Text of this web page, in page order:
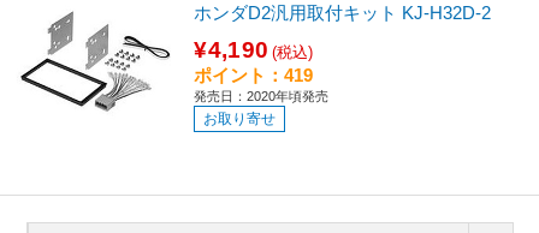
ホンダD2汎用取付キット KJ-H32D-2
¥4,190 (税込)
ポイント：419
発売日：2020年頃発売
お取り寄せ